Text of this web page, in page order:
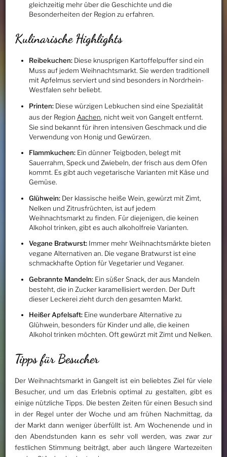
gleichzeitig mehr über die Geschichte und die
Besonderheiten der Region zu erfahren.
Kulinarische Highlights
Reibekuchen:Diese knusprigen Kartoffelpuffer sind ein
Muss auf jedem Weihnachtsmarkt. Sie werden traditionell
mit Apfelmus serviert und sind besonders in Nordrhein-
Westfalen sehr beliebt.
Printen:Diese würzigen Lebkuchen sind eine Spezialität
aus der Region Aachen, nicht weit von Gangelt entfernt.
Sie sind bekannt für ihren intensiven Geschmack und die
Verwendung von Honig und Gewürzen.
Flammkuchen:Ein dünner Teigboden, belegt mit
Sauerrahm, Speck und Zwiebeln, der frisch aus dem Ofen
kommt. Es gibt auch vegetarische Varianten mit Käse und
Gemüse.
Glühwein:Der klassische heiße Wein, gewürzt mit Zimt,
Nelken und Zitrusfrüchten, ist auf jedem
Weihnachtsmarkt zu finden. Für diejenigen, die keinen
Alkohol trinken, gibt es auch alkoholfreie Varianten.
Vegane Bratwurst:Immer mehr Weihnachtsmärkte bieten
vegane Alternativen an. Die vegane Bratwurst ist eine
schmackhafte Option für Vegetarier und Veganer.
Gebrannte Mandeln:Ein süßer Snack, der aus Mandeln
besteht, die in Zucker karamellisiert werden. Der Duft
dieser Leckerei zieht durch den gesamten Markt.
Heißer Apfelsaft:Eine wunderbare Alternative zu
Glühwein, besonders für Kinder und alle, die keinen
Alkohol trinken möchten. Oft gewürzt mit Zimt und Nelken.
Tipps für Besucher
Der Weihnachtsmarkt in Gangelt ist ein beliebtes Ziel für viele
Besucher, und um das Erlebnis optimal zu gestalten, gibt es
einige nützliche Tipps. Die besten Zeiten für einen Besuch sind
in der Regel unter der Woche und am frühen Nachmittag, da
der Markt dann weniger überfüllt ist. Am Wochenende und in
den Abendstunden kann es sehr voll werden, was zwar zur
festlichen Stimmung beiträgt, aber auch längere Wartezeiten